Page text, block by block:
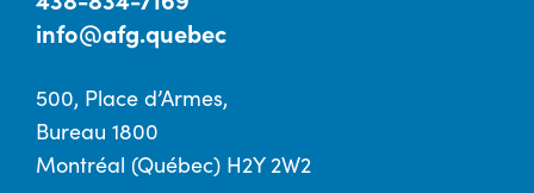
info@afg.quebec
500, Place d’Armes,
Bureau 1800
Montréal (Québec) H2Y 2W2